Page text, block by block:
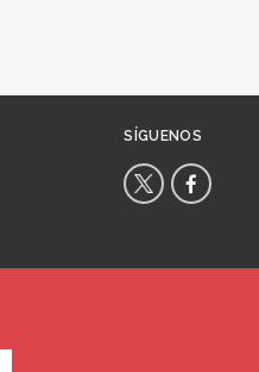
SÍGUENOS